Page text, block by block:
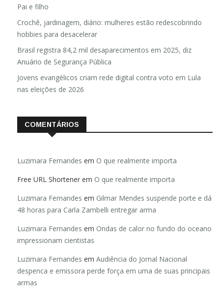
Pai e filho
Crochê, jardinagem, diário: mulheres estão redescobrindo
hobbies para desacelerar
Brasil registra 84,2 mil desaparecimentos em 2025, diz
Anuário de Segurança Pública
Jovens evangélicos criam rede digital contra voto em Lula
nas eleições de 2026
COMENTÁRIOS
Luzimara Fernandes em O que realmente importa
Free URL Shortener em O que realmente importa
Luzimara Fernandes em Gilmar Mendes suspende porte e dá
48 horas para Carla Zambelli entregar arma
Luzimara Fernandes em Ondas de calor no fundo do oceano
impressionam cientistas
Luzimara Fernandes em Audiência do Jornal Nacional
despenca e emissora perde força em uma de suas principais
armas